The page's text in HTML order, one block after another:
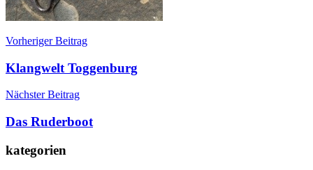
Beitragsnavigation
Vorheriger Beitrag
Klangwelt Toggenburg
Nächster Beitrag
Das Ruderboot
kategorien